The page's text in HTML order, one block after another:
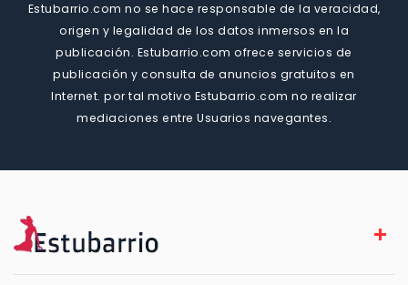
Estubarrio.com no se hace responsable de la veracidad,
origen y legalidad de los datos inmersos en la
publicación. Estubarrio.com ofrece servicios de
publicación y consulta de anuncios gratuitos en
Internet. por tal motivo Estubarrio.com no realizar
mediaciones entre Usuarios navegantes.